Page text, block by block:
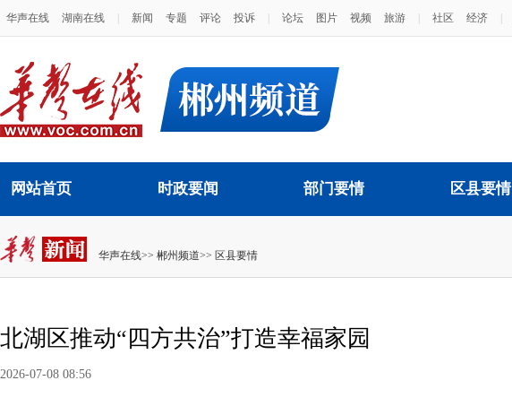
华声在线 湖南在线 新闻 专题 评论 投诉 论坛 图片 视频 旅游 社区 经济
网站首页 时政要闻 部门要情 区县要情
华声在线>> 郴州频道>> 区县要情
北湖区推动“四方共治”打造幸福家园
2026-07-08 08:56